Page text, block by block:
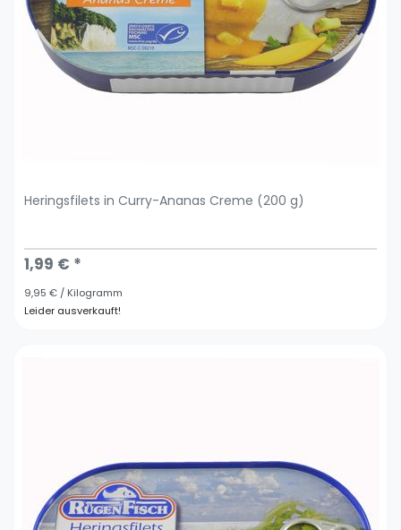
Heringsfilets in Curry-Ananas Creme (200 g)
1,99 € *
9,95 € / Kilogramm
Leider ausverkauft!